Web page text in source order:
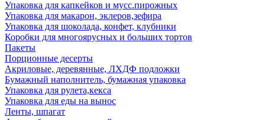
Упаковка для капкейков и мусс.пирожных
Упаковка для макарон, эклеров,зефира
Упаковка для шоколада, конфет, клубники
Коробки для многоярусных и больших тортов
Пакеты
Порционные десерты
Акриловые, деревянные, ЛХДФ подложки
Бумажный наполнитель, бумажная упаковка
Упаковка для рулета,кекса
Упаковка для еды на вынос
Ленты, шпагат